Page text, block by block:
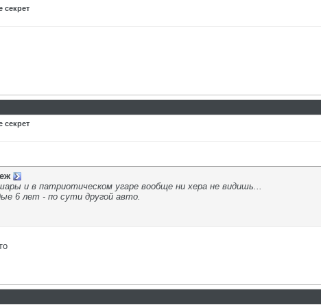
секрет
секрет
и в патриотическом угаре вообще ни хера не видишь...
6 лет - по сути другой авто.